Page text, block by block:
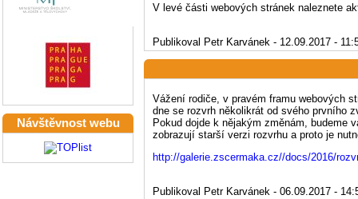
Návštěvnost webu
V levé části webových stránek naleznete
Publikoval Petr Karvánek - 12.09.2017 -
Vážení rodiče, v pravém framu webových
dne se rozvrh několikrát od svého prvního
Pokud dojde k nějakým změnám, budeme
zobrazují starší verzi rozvrhu a proto je
http://galerie.zscermaka.cz//docs/2016/
Publikoval Petr Karvánek - 06.09.2017 -